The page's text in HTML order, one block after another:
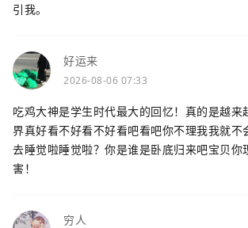
引我。
好运来
2026-08-06 07:33
吃鸡大神是学生时代最大的回忆！真的是越来
界真好看不好看不好看吧看吧你不理我我就不
去睡觉啦睡觉啦？你是谁是卧底归来吧宝贝你
害！
穷人